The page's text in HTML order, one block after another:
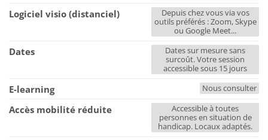
Logiciel visio (distanciel)
Depuis chez vous via vos
outils préférés : Zoom, Skype
ou Google Meet...
Dates
Dates sur mesure sans
surcoût. Votre session
accessible sous 15 jours
E-learning Nous consulter
Accès mobilité réduite
Accessible à toutes
personnes en situation de
handicap. Locaux adaptés.